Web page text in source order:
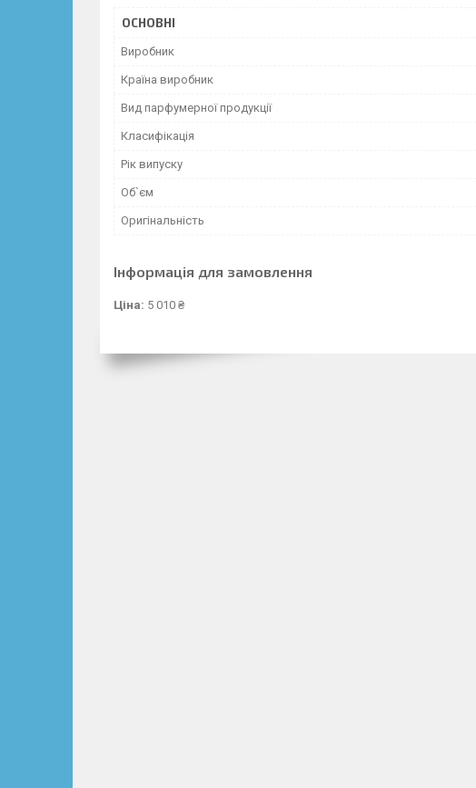
ОСНОВНІ
Виробник
Країна виробник
Вид парфумерної продукції
Класифікація
Рік випуску
Об`єм
Оригінальність
Інформація для замовлення
Ціна: 5 010 ₴